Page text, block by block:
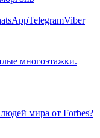
TelegramViber
многоэтажки.
мира от Forbes?